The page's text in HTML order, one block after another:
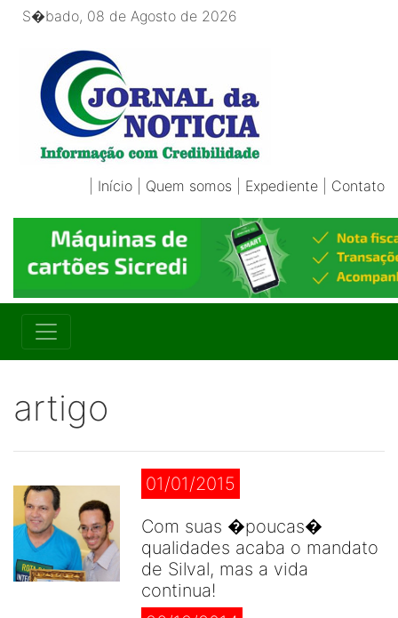
S�bado, 08 de Agosto de 2026
Início Quem somos Expediente Contato
artigo
01/01/2015
Com suas �poucas�
qualidades acaba o mandato
de Silval, mas a vida
continua!